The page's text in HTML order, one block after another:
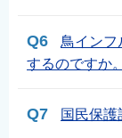
Q6
鳥インフ
するのですか。
Q7 国民保護